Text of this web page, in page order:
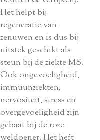
Het helpt bij
regeneratie van
zenuwen en is dus bij
uitstek geschikt als
steun bij de ziekte MS.
Ook ongevoeligheid,
immuunziekten,
nervositeit, stress en
overgevoeligheid zijn
gebaat bij de roze